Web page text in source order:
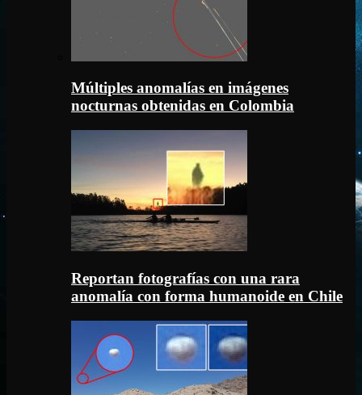
Múltiples anomalías en imágenes
nocturnas obtenidas en Colombia
Reportan fotografías con una rara
anomalía con forma humanoide en Chile